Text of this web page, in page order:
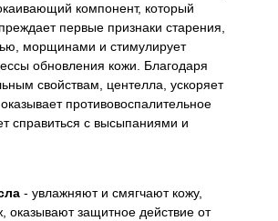
компонент, который
первые признаки старения,
морщинами и стимулирует
обновления кожи. Благодаря
свойствам, центелла, ускоряет
противовоспалительное
справиться с высыпаниями и
- увлажняют и смягчают кожу,
оказывают защитное действие от